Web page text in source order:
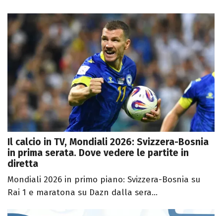
Il calcio in TV, Mondiali 2026: Svizzera-Bosnia
in prima serata. Dove vedere le partite in
diretta
Mondiali 2026 in primo piano: Svizzera-Bosnia su
Rai 1 e maratona su Dazn dalla sera...